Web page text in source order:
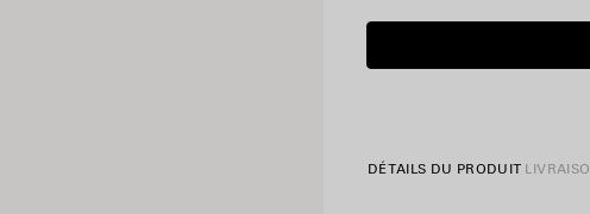
ARGENT
estimée
livraison:
DÉTAILS DU PRODUIT